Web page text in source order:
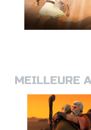
MEILLEURE